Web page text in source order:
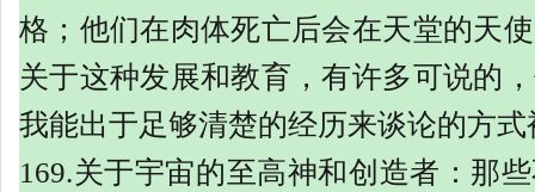
格；他们在肉体死亡后会在天堂的天
关于这种发展和教育，有许多可说的
我能出于足够清楚的经历来谈论的方
169.关于宇宙的至高神和创造者：那